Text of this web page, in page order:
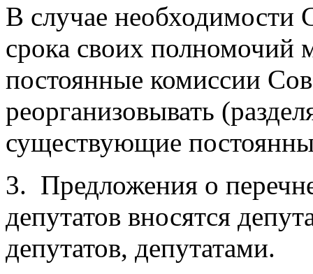
В случае необходимости
срока своих полномочий
постоянные комиссии
реорганизовывать
существующие
3. Предложения о
депутатов вносятся
депутатов, депутатами.